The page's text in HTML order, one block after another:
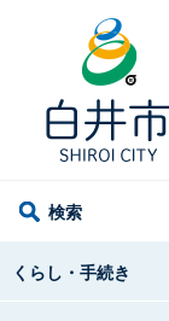
検索
くらし・手続き